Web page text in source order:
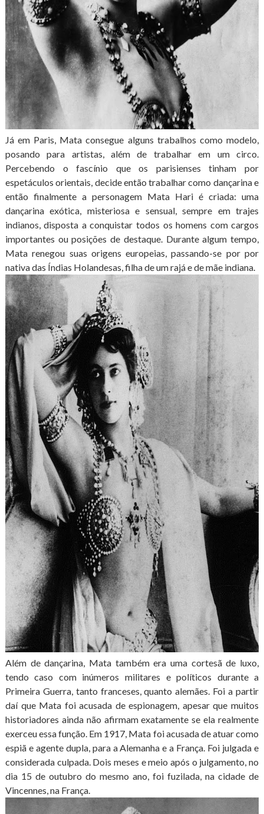
Já em Paris, Mata consegue alguns trabalhos como modelo,
posando para artistas, além de trabalhar em um circo.
Percebendo o fascínio que os parisienses tinham por
espetáculos orientais, decide então trabalhar como dançarina e
então finalmente a personagem Mata Hari é criada: uma
dançarina exótica, misteriosa e sensual, sempre em trajes
indianos, disposta a conquistar todos os homens com cargos
importantes ou posições de destaque. Durante algum tempo,
Mata renegou suas origens europeias, passando-se por por
nativa das Índias Holandesas, filha de um rajá e de mãe indiana.
Além de dançarina, Mata também era uma cortesã de luxo,
tendo caso com inúmeros militares e políticos durante a
Primeira Guerra, tanto franceses, quanto alemães. Foi a partir
daí que Mata foi acusada de espionagem, apesar que muitos
historiadores ainda não afirmam exatamente se ela realmente
exerceu essa função. Em 1917, Mata foi acusada de atuar como
espiã e agente dupla, para a Alemanha e a França. Foi julgada e
considerada culpada. Dois meses e meio após o julgamento, no
dia 15 de outubro do mesmo ano, foi fuzilada, na cidade de
Vincennes, na França.